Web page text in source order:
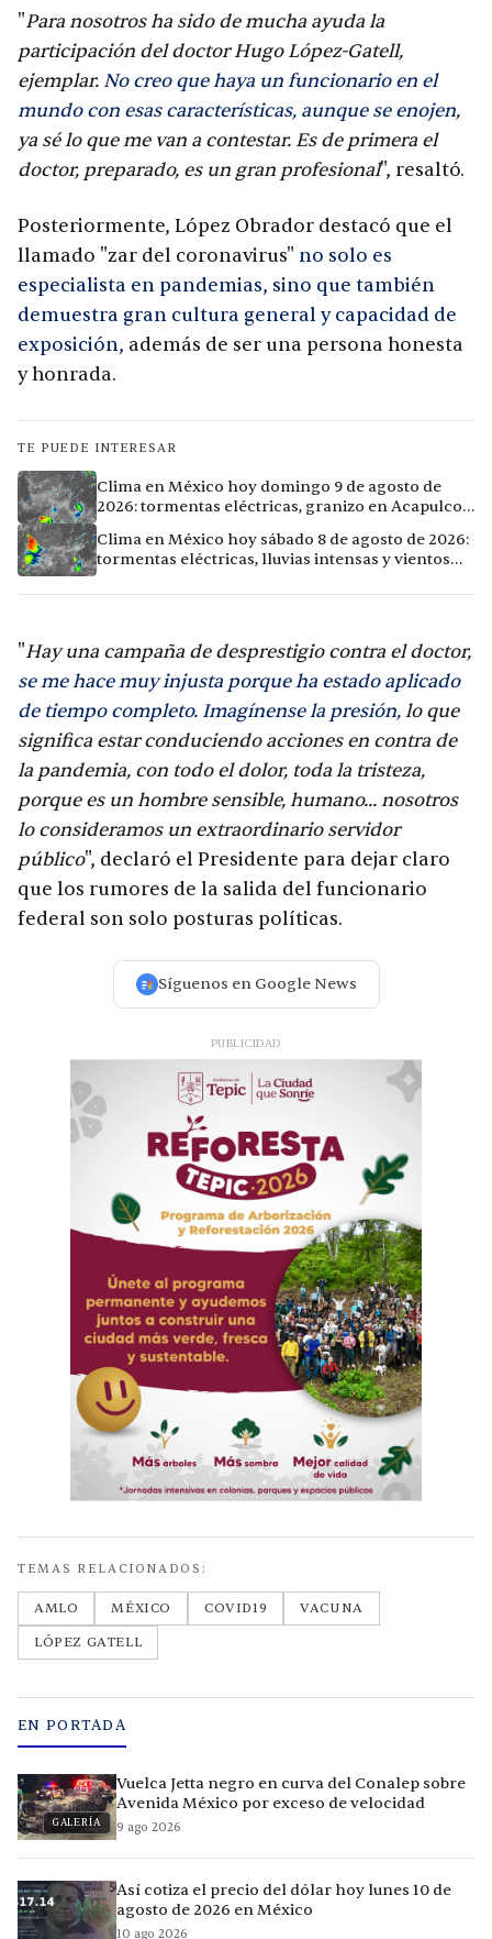
"Para nosotros ha sido de mucha ayuda la
participación del doctor Hugo López-Gatell,
ejemplar. No creo que haya un funcionario en el
mundo con esas características, aunque se enojen,
ya sé lo que me van a contestar. Es de primera el
doctor, preparado, es un gran profesional", resaltó.
Posteriormente, López Obrador destacó que el
llamado "zar del coronavirus" no solo es
especialista en pandemias, sino que también
demuestra gran cultura general y capacidad de
exposición, además de ser una persona honesta
y honrada.
TE PUEDE INTERESAR
Clima en México hoy domingo 9 de agosto de
2026: tormentas eléctricas, granizo en Acapulco y
Clima en México hoy sábado 8 de agosto de 2026:
tormentas eléctricas, lluvias intensas y vientos
"Hay una campaña de desprestigio contra el doctor,
se me hace muy injusta porque ha estado aplicado
de tiempo completo. Imagínense la presión,lo que
significa estar conduciendo acciones en contra de
la pandemia, con todo el dolor, toda la tristeza,
porque es un hombre sensible, humano... nosotros
lo consideramos un extraordinario servidor
público", declaró el Presidente para dejar claro
que los rumores de la salida del funcionario
federal son solo posturas políticas.
Síguenos en Google News
PUBLICIDAD
TEMAS RELACIONADOS:
AMLO MÉXICO COVID19
VACUNA
LÓPEZ GATELL
EN PORTADA
GALERÍA
Vuelca Jetta negro en curva del Conalep sobre
Avenida México por exceso de velocidad
9 ago 2026
Así cotiza el precio del dólar hoy lunes 10 de
agosto de 2026 en México
10 ago 2026